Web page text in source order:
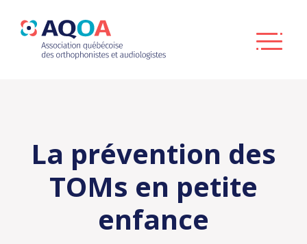
La prévention des
TOMs en petite
enfance